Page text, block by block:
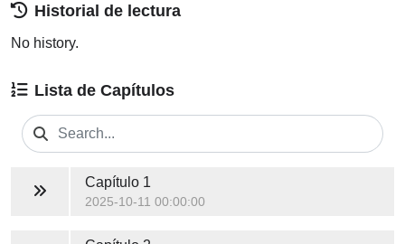
Historial de lectura
No history.
Lista de Capítulos
Capítulo 1
2025-10-11 00:00:00